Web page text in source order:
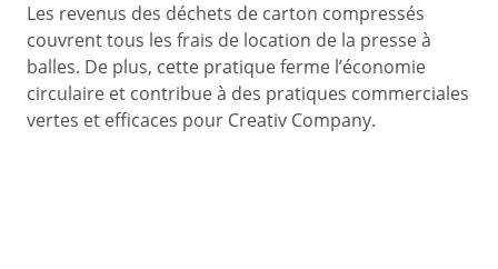
Les revenus des déchets de carton compressés
couvrent tous les frais de location de la presse à
balles. De plus, cette pratique ferme l’économie
circulaire et contribue à des pratiques commerciales
vertes et efficaces pour Creativ Company.